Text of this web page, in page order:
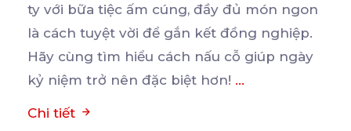
ty với bữa tiệc ấm cúng, đầy đủ món ngon
là cách tuyệt vời để gắn kết đồng nghiệp.
Hãy cùng tìm hiểu cách nấu cỗ giúp ngày
kỷ niệm trở nên đặc biệt hơn! ...
Chi tiết